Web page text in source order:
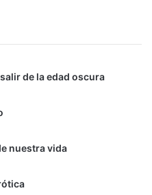
salir de la edad oscura
nuestra vida